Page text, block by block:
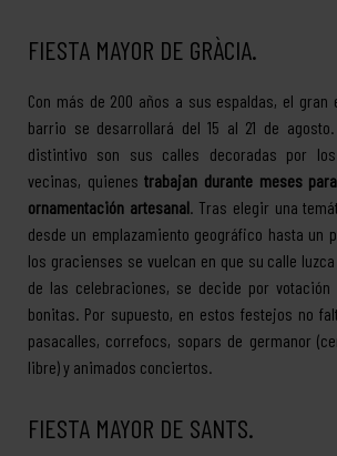
FIESTA MAYOR DE GRÀCIA.
Con más de 200 años a sus espaldas, el gran
barrio se desarrollará del 15 al 21 de
distintivo son sus calles decoradas por
vecinas, quienestrabajan durante meses
ornamentación artesanal. Tras elegir una
desde un emplazamiento geográfico hasta un
los gracienses se vuelcan en que su calle
de las celebraciones, se decide por
bonitas. Por supuesto, en estos festejos no
pasacalles, correfocs, sopars de germanor
libre) y animados conciertos.
FIESTA MAYOR DE SANTS.